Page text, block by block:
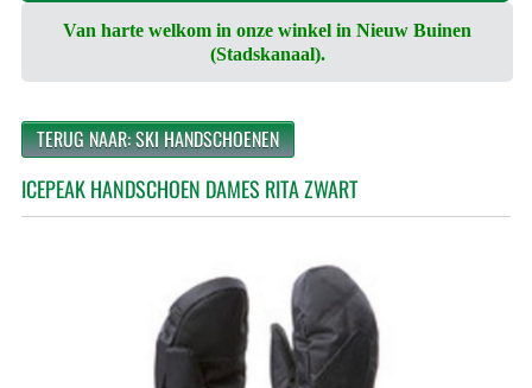
Van harte welkom in onze winkel in Nieuw Buinen
(Stadskanaal).
TERUG NAAR: SKI HANDSCHOENEN
ICEPEAK HANDSCHOEN DAMES RITA ZWART